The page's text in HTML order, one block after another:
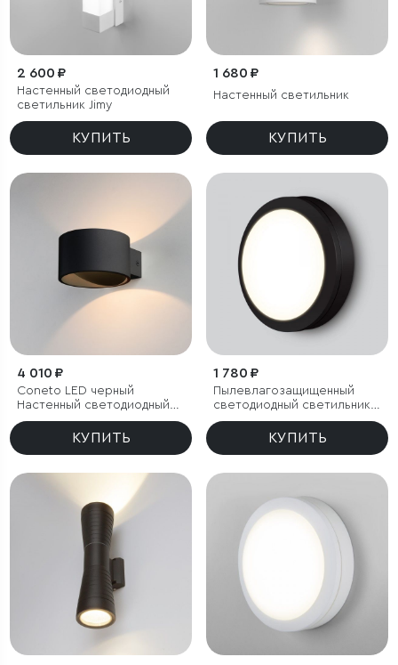
2 600 ₽
Настенный светодиодный
светильник Jimy
КУПИТЬ
1 680 ₽
Настенный светильник
КУПИТЬ
4 010 ₽
Coneto LED черный
Настенный светодиодный
светильник
КУПИТЬ
1 780 ₽
Пылевлагозащищенный
светодиодный светильник
15W 6500K IP65
КУПИТЬ